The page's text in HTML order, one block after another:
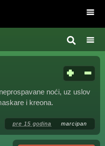
noći, uz uslov
i kreona.
pre 15 godina marcipan